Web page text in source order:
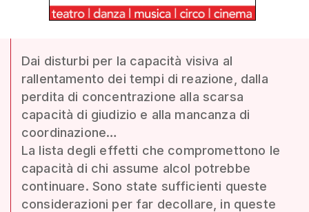
Dai disturbi per la capacità visiva al
rallentamento dei tempi di reazione, dalla
perdita di concentrazione alla scarsa
capacità di giudizio e alla mancanza di
coordinazione…
La lista degli effetti che compromettono le
capacità di chi assume alcol potrebbe
continuare. Sono state sufficienti queste
considerazioni per far decollare, in queste